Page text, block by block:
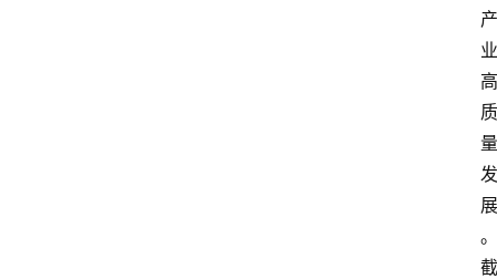
产
业
高
质
量
发
展
。
截